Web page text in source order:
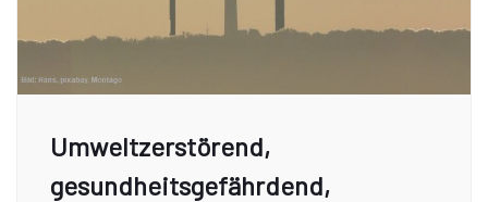
Umweltzerstörend,
gesundheitsgefährdend,